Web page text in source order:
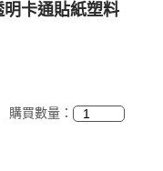
明卡通貼紙塑料
購買數量：